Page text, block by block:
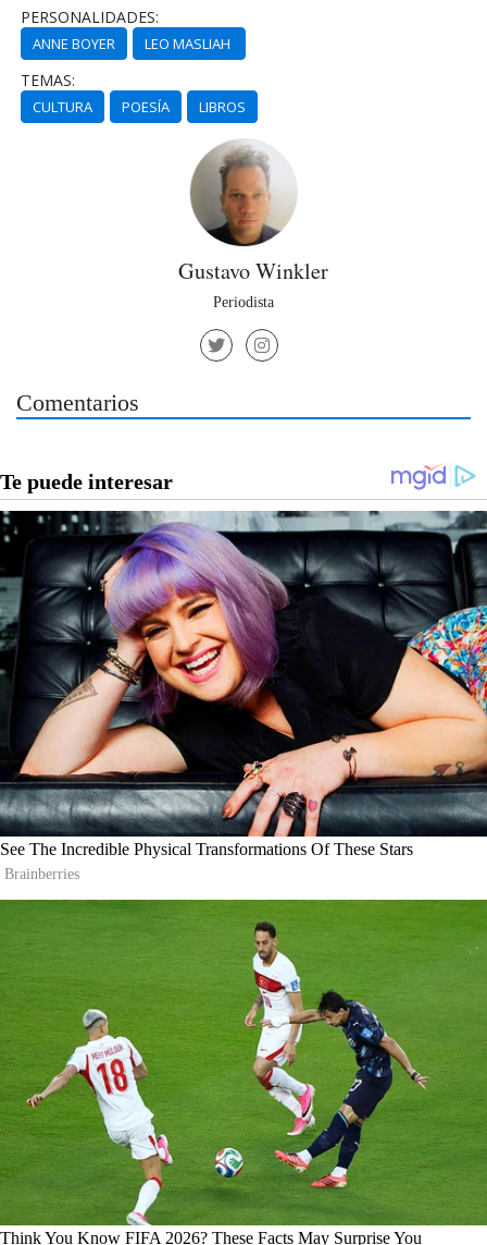
PERSONALIDADES:
ANNE BOYER LEO MASLIAH
TEMAS:
CULTURA POESÍA LIBROS
Gustavo Winkler
Periodista
Comentarios